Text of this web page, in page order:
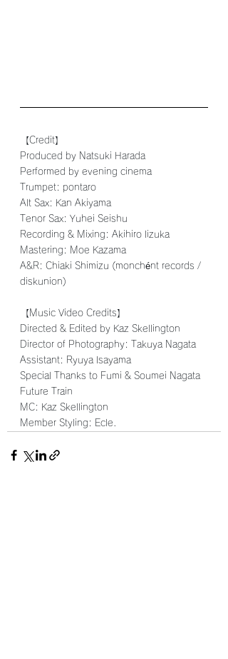
【Credit】
Produced by Natsuki Harada
Performed by evening cinema
Trumpet: pontaro
Alt Sax: Kan Akiyama
Tenor Sax: Yuhei Seishu
Recording & Mixing: Akihiro Iizuka
Mastering: Moe Kazama
A&R: Chiaki Shimizu (monchént records /
diskunion)
【Music Video Credits】
Directed & Edited by Kaz Skellington
Director of Photography: Takuya Nagata
Assistant: Ryuya Isayama
Special Thanks to Fumi & Soumei Nagata
Future Train
MC: Kaz Skellington
Member Styling: Ecle.